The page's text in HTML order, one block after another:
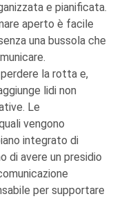
e pianificata.
aperto è facile
una bussola che
la rotta e,
lidi non
Le
vengono
integrato di
di avere un presidio
per supportare